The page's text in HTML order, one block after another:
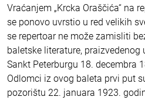
Vraćanjem „Krcka Oraščića“ na
se ponovo uvrstio u red velikih
se repertoar ne može zamisliti
baletske literature,
Sankt Peterburgu 18. decembra
Odlomci iz ovog baleta prvi put
pozorištu 22. januara 1923.